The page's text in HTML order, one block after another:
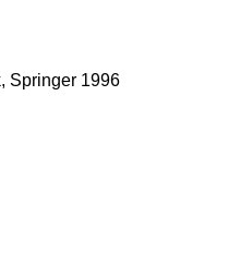
Springer 1996